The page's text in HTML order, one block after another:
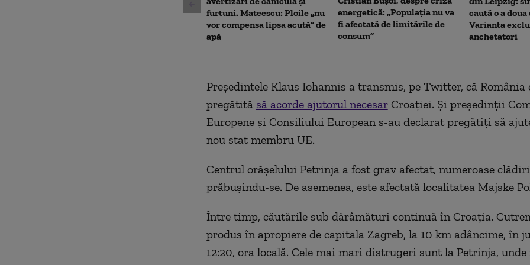
furtuni. Mateescu: Ploile „nu
vor compensa lipsa acută” de
apă
energetică: „Populația nu va
fi afectată de limitările de
consum”
caută o a doua
Varianta
anchetatori
Președintele Klaus Iohannis a transmis, pe Twitter, că România
pregătită să acorde ajutorul necesarCroației. Și președinții
Europene şi Consiliului European s-au declarat pregătiţi să
nou stat membru UE.
Centrul orăşelului Petrinja a fost grav afectat, numeroase clădiri
prăbuşindu-se. De asemenea, este afectată localitatea Majske
Între timp, căutările sub dărâmături continuă în Croația.
produs în apropiere de capitala Zagreb, la 10 km adâncime, în
12:20, ora locală. Cele mai mari distrugeri sunt la Petrinja,